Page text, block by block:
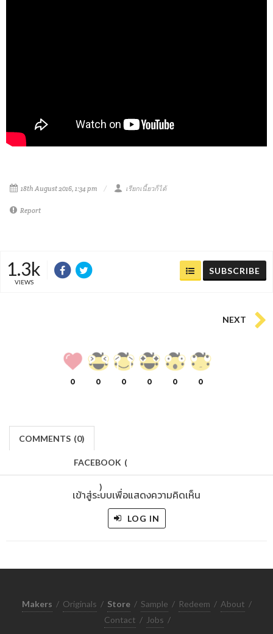
18th August 2016, 1:34 pm เรียกเนี้ยวก็ได้
Report
1.3k
VIEWS
SUBSCRIBE
NEXT
0 0 0 0 0 0
COMMENTS (0)
FACEBOOK (
)
เข้าสู่ระบบเพื่อแสดงความคิดเห็น
LOG IN
Makers / Originals / Store / Sample / Redeem / About /
Contact / Jobs /